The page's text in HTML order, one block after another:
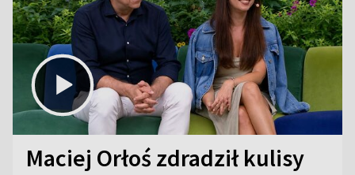
Maciej Orłoś zdradził kulisy